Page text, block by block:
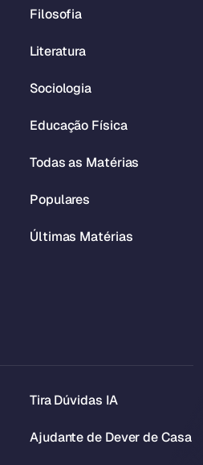
Filosofia
Literatura
Sociologia
Educação Física
Todas as Matérias
Populares
Últimas Matérias
Tira Dúvidas IA
Ajudante de Dever de Casa